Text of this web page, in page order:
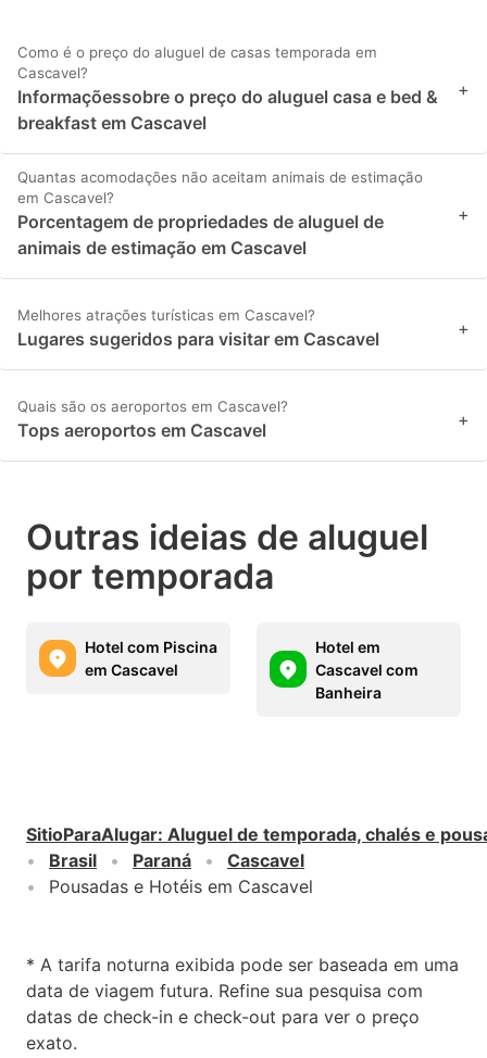
Como é o preço do aluguel de casas temporada em
Cascavel?
Informaçõessobre o preço do aluguel casa e bed &
breakfast em Cascavel
+
Quantas acomodações não aceitam animais de estimação
em Cascavel?
Porcentagem de propriedades de aluguel de
animais de estimação em Cascavel
+
Melhores atrações turísticas em Cascavel?
Lugares sugeridos para visitar em Cascavel +
Quais são os aeroportos em Cascavel?
Tops aeroportos em Cascavel +
Outras ideias de aluguel
por temporada
Hotel com Piscina
em Cascavel
Hotel em
Cascavel com
Banheira
SitioParaAlugar: Aluguel de temporada, chalés e
Brasil
Paraná
Cascavel
Pousadas e Hotéis em Cascavel
* A tarifa noturna exibida pode ser baseada em uma
data de viagem futura. Refine sua pesquisa com
datas de check-in e check-out para ver o preço
exato.